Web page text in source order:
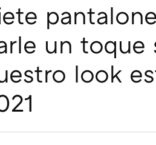
un toque
look